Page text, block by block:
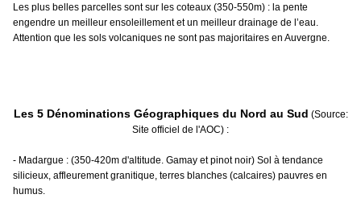
Les plus belles parcelles sont sur les coteaux (350-550m) : la pente
engendre un meilleur ensoleillement et un meilleur drainage de l’eau.
Attention que les sols volcaniques ne sont pas majoritaires en Auvergne.
Les 5 Dénominations Géographiques du Nord au Sud (Source:
Site officiel de l'AOC) :
- Madargue : (350-420m d'altitude. Gamay et pinot noir) Sol à tendance
silicieux, affleurement granitique, terres blanches (calcaires) pauvres en
humus.